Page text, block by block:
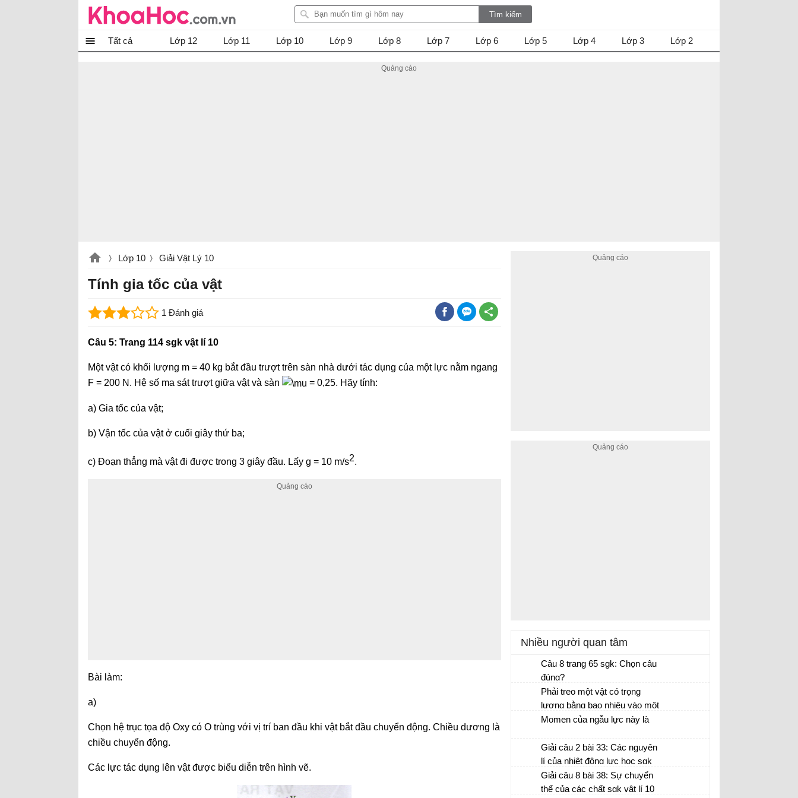
Tất cả Lớp 12 Lớp 11 Lớp 10 Lớp 9 Lớp 8 Lớp 7 Lớp 6 Lớp 5 Lớp 4 Lớp 3 Lớp 2
Lớp 10 Giải Vật Lý 10
Tính gia tốc của vật
1 Đánh giá
Câu 5: Trang 114 sgk vật lí 10
Một vật có khối lượng m = 40 kg bắt đầu trượt trên sàn nhà dưới tác dụng của một lực nằm ngang
F = 200 N. Hệ số ma sát trượt giữa vật và sàn
= 0,25. Hãy tính:
a) Gia tốc của vật;
b) Vận tốc của vật ở cuối giây thứ ba;
c) Đoạn thẳng mà vật đi được trong 3 giây đầu. Lấy g = 10 m/s2.
Bài làm:
a)
Chọn hệ trục tọa độ Oxy có O trùng với vị trí ban đầu khi vật bắt đầu chuyển động. Chiều dương là
chiều chuyển động.
Các lực tác dụng lên vật được biểu diễn trên hình vẽ.
Nhiều người quan tâm
Câu 8 trang 65 sgk: Chọn câu
đúng?
Phải treo một vật có trọng
lượng bằng bao nhiêu vào một
lò xo có độ cứng k = 100 N/m
Momen của ngẫu lực này là
Giải câu 2 bài 33: Các nguyên
lí của nhiệt động lực học sgk
vật lí 10 trang 179
Giải câu 8 bài 38: Sự chuyển
thể của các chất sgk vật lí 10